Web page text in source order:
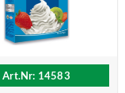
Art.Nr: 14583